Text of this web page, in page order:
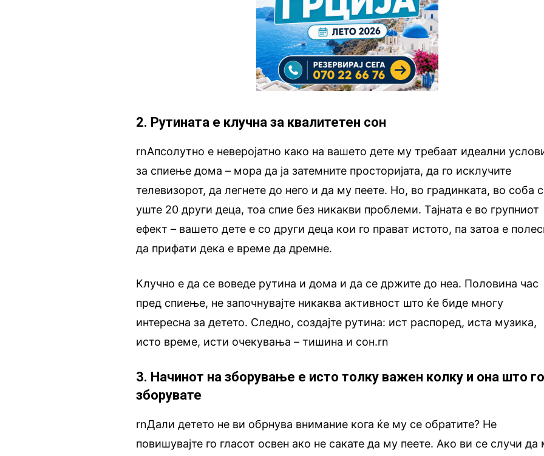
2. Рутината е клучна за квалитетен сон
rnАпсолутно е неверојатно како на вашето дете му требаат идеални
за спиење дома – мора да ја затемните просторијата, да го исклучите
телевизорот, да легнете до него и да му пеете. Но, во градинката, во соба
уште 20 други деца, тоа спие без никакви проблеми. Тајната е во групниот
ефект – вашето дете е со други деца кои го прават истото, па затоа е
да прифати дека е време да дремне.
Клучно е да се воведе рутина и дома и да се држите до неа. Половина час
пред спиење, не започнувајте никаква активност што ќе биде многу
интересна за детето. Следно, создајте рутина: ист распоред, иста музика,
исто време, исти очекувања – тишина и сон.rn
3. Начинот на зборување е исто толку важен колку и она што
зборувате
rnДали детето не ви обрнува внимание кога ќе му се обратите? Не
повишувајте го гласот освен ако не сакате да му пеете. Ако ви се случи да